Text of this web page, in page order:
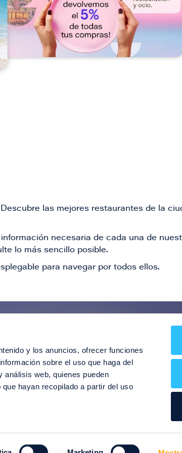
y los anuncios, ofrecer funciones
sobre el uso que haga del
análisis web, quienes pueden
hayan recopilado a partir del uso
las mejores restaurantes de la
necesaria de cada una de
lo más sencillo posible.
para navegar por todos ellos.
novedades!
descuentos, eventos y mucho
reservados.
Contacto Trabaja con nosotros